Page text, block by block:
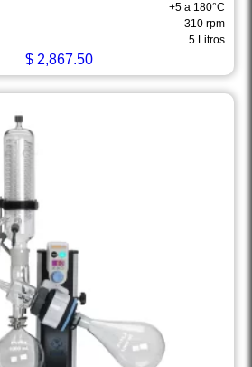
+5 a 180°C
310 rpm
5 Litros
$2,867.50